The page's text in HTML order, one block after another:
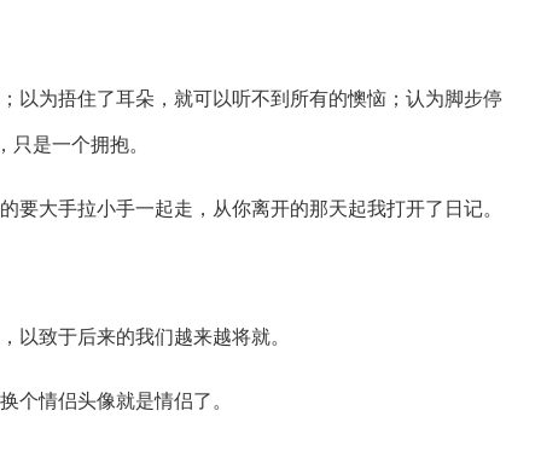
以为捂住了耳朵，就可以听不到所有的懊恼；认为脚步停
是一个拥抱。
要大手拉小手一起走，从你离开的那天起我打开了日记。
以致于后来的我们越来越将就。
个情侣头像就是情侣了。